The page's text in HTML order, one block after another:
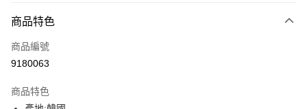
信用卡一次付款
超商取貨付款
Apple Pay
商品特色
商品編號
9180063
商品特色